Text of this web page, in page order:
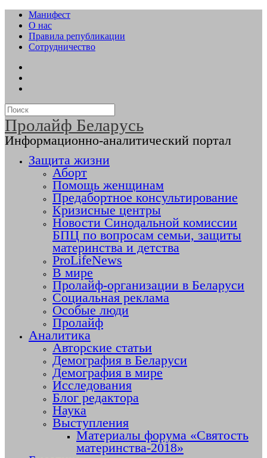
Манифест
О нас
Правила републикации
Сотрудничество
Пролайф Беларусь
Информационно-аналитический портал
Защита жизни
Аборт
Помощь женщинам
Предабортное консультирование
Кризисные центры
Новости Синодальной комиссии
БПЦ по вопросам семьи, защиты
материнства и детства
ProLifeNews
В мире
Пролайф-организации в Беларуси
Социальная реклама
Особые люди
Пролайф
Аналитика
Авторские статьи
Демография в Беларуси
Демография в мире
Исследования
Блог редактора
Наука
Выступления
Материалы форума «Святость
материнства-2018»